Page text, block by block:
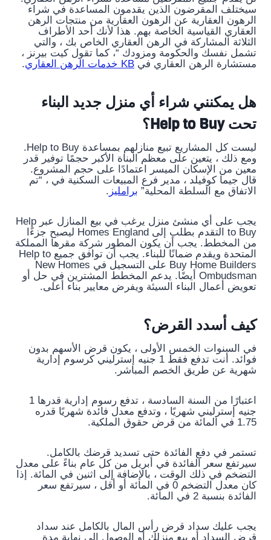
سيختلف المقرضون الذين يقدمون المساعدة في شراء
الرهون العقارية عن الرهون العقارية من منتجات الرهن
العقاري القياسية الخاصة بهم. هذا لأنك أحد الأطراف
الثلاثة المشاركة في الرهن العقاري الخاص بك ، والتي
تشمل نفسك والحكومة ومزودك “، كما تقول كيت بيرنز ،
مستشارة الرهن العقاري في KB خدمات الرهن العقاري .
هل يمكنني شراء أي منزل جديد البناء
تحت Help to Buy؟
ليست كل المشاريع تبيع منازلهم بمساعدة Help to Buy.
ومع ذلك ، يتعين على معظم البناة الأكبر حجمًا توفير قدر
معين من الإسكان الميسر اعتمادًا على حجم المشروع.
قال جيما كوفيلد ، مدير فرع المبيعات السكنية في ، “تم
الاتفاق مع السلطة المحلية” برامليز .
يجب على أي منشئ منزل يرغب في بيع المنازل عبر Help
to Buy التقدم بطلب إلى Homes England ليصبح جزءًا
من المخطط. يجب أن يكون المطور شركة مقرها المملكة
المتحدة ويقدم ضمانًا للبناء. يجب أن توافق جميع Help to
Buy Home Builders على التسجيل في New Homes
Ombudsman أيضًا. يدعم المخطط المشترين في حل أو
تعويض أعمال البناء السيئة ويفرض معايير بناء أعلى.
كيف أسدد القرض؟
في السنوات الخمس الأولى ، يكون قرض الأسهم بدون
فوائد. أنت تدفع فقط 1 جنيه إسترليني كرسوم إدارية
شهرية عن طريق الخصم المباشر.
اعتبارًا من السنة السادسة ، تدفع رسوم إدارية قدرها 1
جنيه إسترليني شهريًا ، وتدفع معدل فائدة شهريًا قدره
1.75 في المائة من قرض حقوق الملكية.
تستمر في دفع الفائدة حتى تسديد قرضك بالكامل.
سيرتفع سعر الفائدة في أبريل من كل عام بناءً على معدل
التضخم في ذلك الوقت ، بالإضافة إلى اثنين في المائة. إذا
كان معدل التضخم 0 في المائة أو أقل ، سيرتفع سعر
الفائدة بنسبة 2 في المائة.
يجب عليك سداد قرض رأس المال بالكامل عند سداد
قرض السداد أو بيع منزلك أو الوصول إلى نهاية مدة